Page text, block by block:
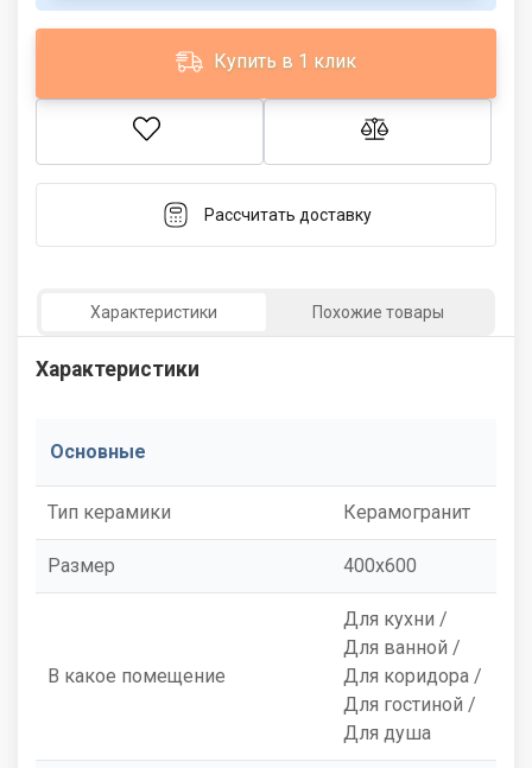
Купить в 1 клик
Рассчитать доставку
Характеристики Похожие товары
Характеристики
Основные
Тип керамики Керамогранит
Размер 400x600
В какое помещение
Для кухни /
Для ванной /
Для коридора /
Для гостиной /
Для душа